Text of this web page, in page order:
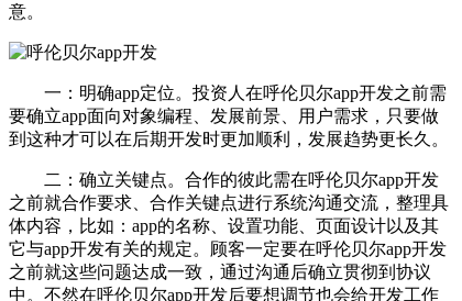
意。
一：明确app定位。投资人在呼伦贝尔app开发之前需
要确立app面向对象编程、发展前景、用户需求，只要做
到这种才可以在后期开发时更加顺利，发展趋势更长久。
二：确立关键点。合作的彼此需在呼伦贝尔app开发
之前就合作要求、合作关键点进行系统沟通交流，整理具
体内容，比如：app的名称、设置功能、页面设计以及其
它与app开发有关的规定。顾客一定要在呼伦贝尔app开发
之前就这些问题达成一致，通过沟通后确立贯彻到协议
中。不然在呼伦贝尔app开发后要想调节也会给开发工作